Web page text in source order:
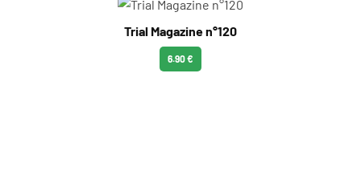
Trial Magazine n°120
6.90 €